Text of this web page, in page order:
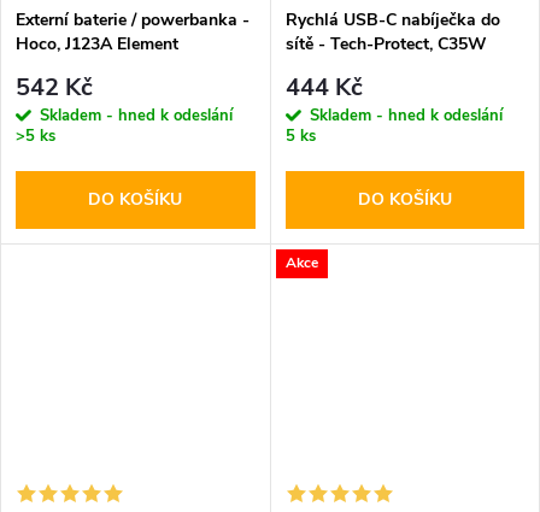
Externí baterie / powerbanka -
Hoco, J123A Element
542 Kč
Skladem - hned k odeslání
>5 ks
DO KOŠÍKU
Rychlá USB-C nabíječka do
sítě - Tech-Protect, C35W
444 Kč
Skladem - hned k odeslání
5 ks
DO KOŠÍKU
Akce